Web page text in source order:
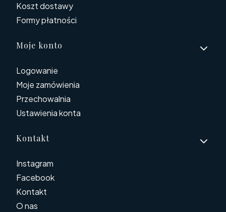
Koszt dostawy
Formy płatności
Moje konto
Logowanie
Moje zamówienia
Przechowalnia
Ustawienia konta
Kontakt
Instagram
Facebook
Kontakt
O nas